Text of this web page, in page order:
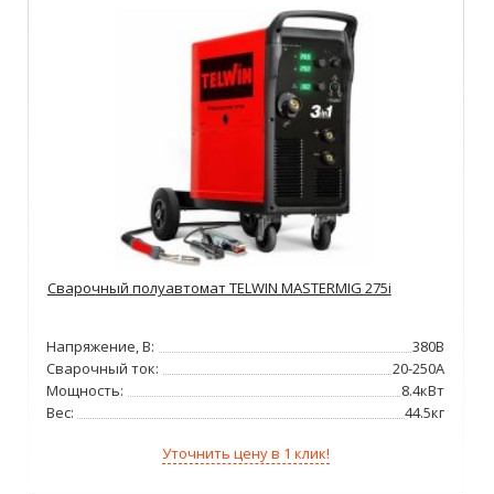
Сварочный полуавтомат TELWIN MASTERMIG 275i
Напряжение, В:
380В
Сварочный ток:
20-250А
Мощность:
8.4кВт
Вес:
44.5кг
Уточнить цену в 1 клик!